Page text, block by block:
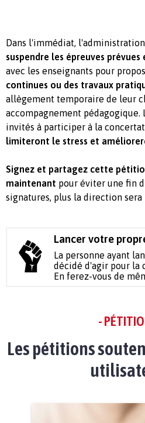
Dans l'immédiat,
suspendre les épreuves
avec les enseignants pour
continues ou des travaux
allègement temporaire de leur
accompagnement
invités à participer à la
limiteront le stress et
Signez et partagez cette
maintenant pour éviter une fin
signatures, plus la direction
Lancer votre
La personne ayant
décidé d'agir pour la
En ferez-vous de
-
Les pétitions